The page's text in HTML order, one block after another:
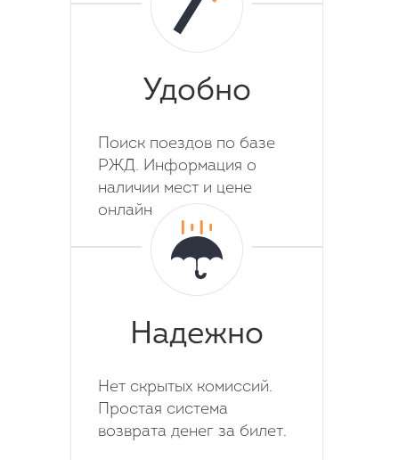
Удобно
Поиск поездов по базе
РЖД. Информация о
наличии мест и цене
онлайн
Надежно
Нет скрытых комиссий.
Простая система
возврата денег за билет.